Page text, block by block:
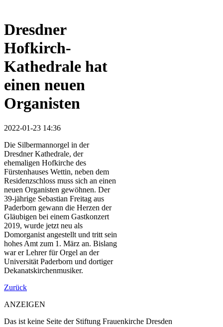
Dresdner
Hofkirch-
Kathedrale hat
einen neuen
Organisten
2022-01-23 14:36
Die Silbermannorgel in der
Dresdner Kathedrale, der
ehemaligen Hofkirche des
Fürstenhauses Wettin, neben dem
Residenzschloss muss sich an einen
neuen Organisten gewöhnen. Der
39-jährige Sebastian Freitag aus
Paderborn gewann die Herzen der
Gläubigen bei einem Gastkonzert
2019, wurde jetzt neu als
Domorganist angestellt und tritt sein
hohes Amt zum 1. März an. Bislang
war er Lehrer für Orgel an der
Universität Paderborn und dortiger
Dekanatskirchenmusiker.
Zurück
ANZEIGEN
Das ist keine Seite der Stiftung Frauenkirche Dresden